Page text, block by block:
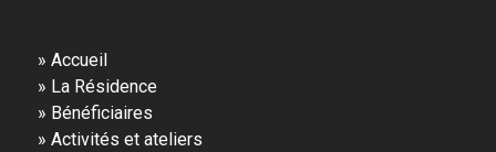
» Accueil
» La Résidence
» Bénéficiaires
» Activités et ateliers